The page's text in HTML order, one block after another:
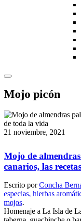
Mojo picón
21 noviembre, 2021
Mojo de
canarios, las
Escrito porConcha
especias, hierbas
mojos.
Homenaje a La Isla de